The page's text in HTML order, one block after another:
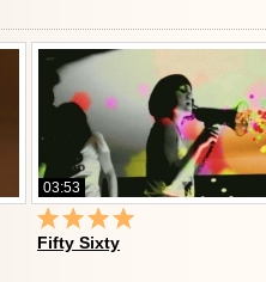
03:53
Fifty Sixty